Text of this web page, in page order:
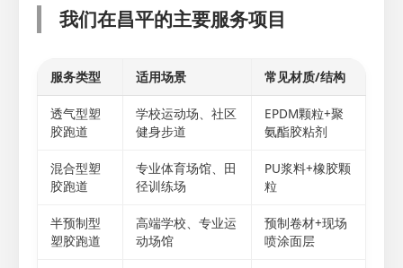
我们在昌平的主要服务项目
服务类型 适用场景 常见材质/结构
透气型塑
胶跑道
学校运动场、社区
健身步道
EPDM颗粒+聚
氨酯胶粘剂
混合型塑
胶跑道
专业体育场馆、田
径训练场
PU浆料+橡胶颗
粒
半预制型
塑胶跑道
高端学校、专业运
动场馆
预制卷材+现场
喷涂面层